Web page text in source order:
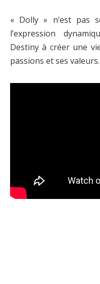
« Dolly » n’est pas
l’expression
Destiny à créer une
passions et ses valeurs.